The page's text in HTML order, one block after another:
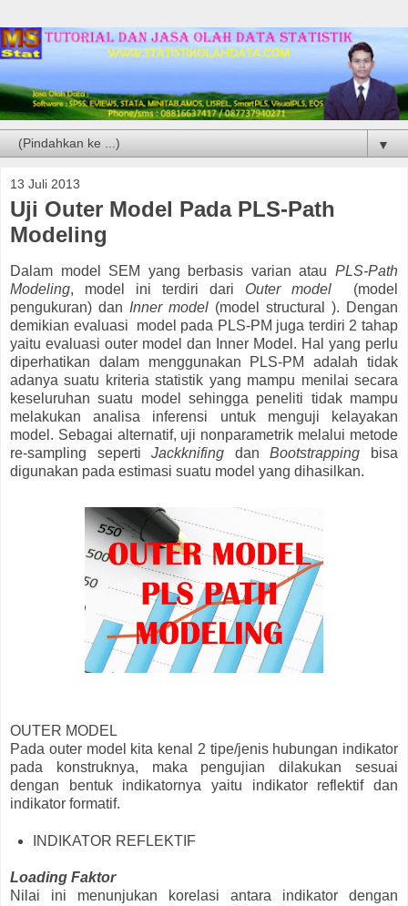
▼
13 Juli 2013
Uji Outer Model Pada PLS-Path
Modeling
Dalam model SEM yang berbasis varian atau PLS-Path
Modeling, model ini terdiri dari Outer model (model
pengukuran) dan Inner model (model structural ). Dengan
demikian evaluasi model pada PLS-PM juga terdiri 2 tahap
yaitu evaluasi outer model dan Inner Model. Hal yang perlu
diperhatikan dalam menggunakan PLS-PM adalah tidak
adanya suatu kriteria statistik yang mampu menilai secara
keseluruhan suatu model sehingga peneliti tidak mampu
melakukan analisa inferensi untuk menguji kelayakan
model. Sebagai alternatif, uji nonparametrik melalui metode
re-sampling sepertiJackknifing danBootstrapping bisa
digunakan pada estimasi suatu model yang dihasilkan.
OUTER MODEL
Pada outer model kita kenal 2 tipe/jenis hubungan indikator
pada konstruknya, maka pengujian dilakukan sesuai
dengan bentuk indikatornya yaitu indikator reflektif dan
indikator formatif.
INDIKATOR REFLEKTIF
Loading Faktor
Nilai ini menunjukan korelasi antara indikator dengan